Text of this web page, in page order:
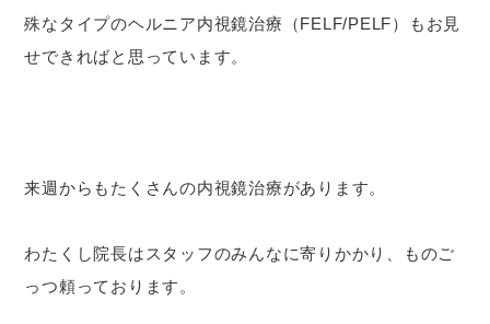
殊なタイプのヘルニア内視鏡治療（FELF/PELF）もお見
せできればと思っています。
来週からもたくさんの内視鏡治療があります。
わたくし院長はスタッフのみんなに寄りかかり、ものご
っつ頼っております。